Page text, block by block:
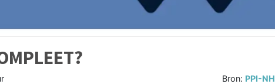
Bron: PPI-NH